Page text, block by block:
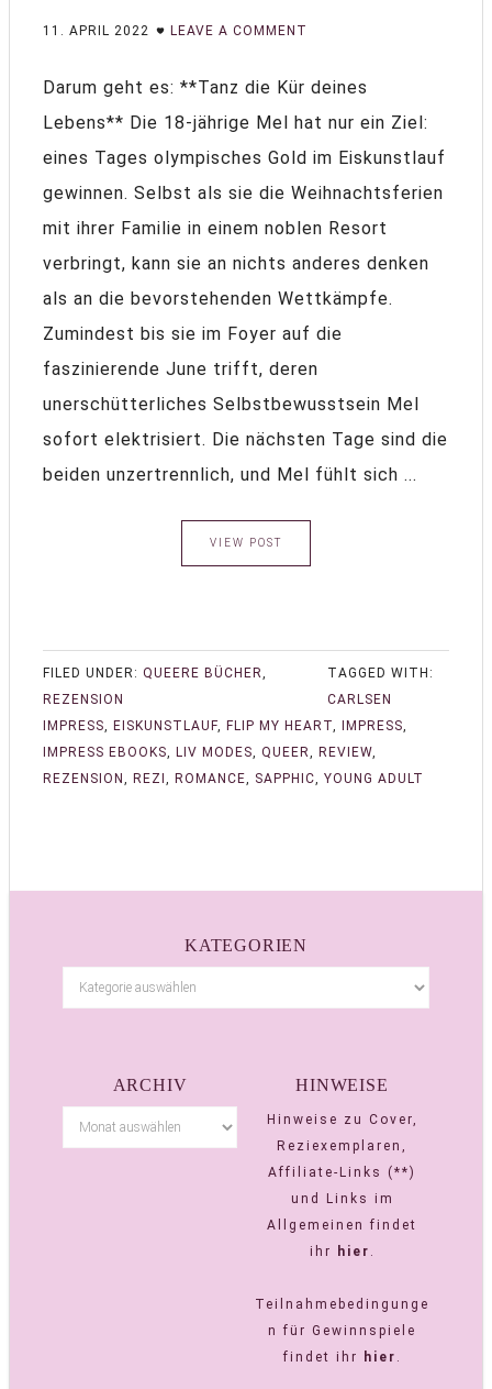
11. APRIL 2022 LEAVE A COMMENT
Darum geht es: **Tanz die Kür deines
Lebens** Die 18-jährige Mel hat nur ein Ziel:
eines Tages olympisches Gold im Eiskunstlauf
gewinnen. Selbst als sie die Weihnachtsferien
mit ihrer Familie in einem noblen Resort
verbringt, kann sie an nichts anderes denken
als an die bevorstehenden Wettkämpfe.
Zumindest bis sie im Foyer auf die
faszinierende June trifft, deren
unerschütterliches Selbstbewusstsein Mel
sofort elektrisiert. Die nächsten Tage sind die
beiden unzertrennlich, und Mel fühlt sich ...
VIEW POST
FILED UNDER: QUEERE BÜCHER,
REZENSION
TAGGED WITH:
CARLSEN
IMPRESS, EISKUNSTLAUF, FLIP MY HEART, IMPRESS,
IMPRESS EBOOKS, LIV MODES, QUEER, REVIEW,
REZENSION , REZI , ROMANCE, SAPPHIC, YOUNG ADULT
KATEGORIEN
ARCHIV HINWEISE
Hinweise zu Cover,
Reziexemplaren,
Affiliate-Links (**)
und Links im
Allgemeinen findet
ihr
hier .
Teilnahmebedingunge
n für Gewinnspiele
findet ihr
hier .